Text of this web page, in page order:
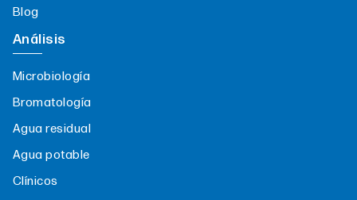
Blog
Análisis
Microbiología
Bromatología
Agua residual
Agua potable
Clínicos